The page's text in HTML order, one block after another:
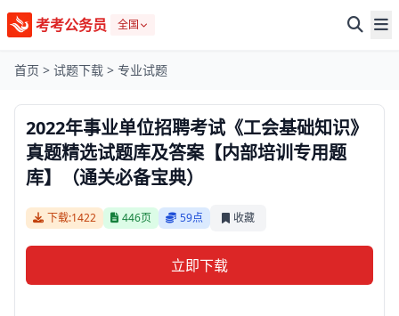
考考公务员 全国
首页 > 试题下载 > 专业试题
2022年事业单位招聘考试《工会基础知识》
真题精选试题库及答案【内部培训专用题
库】（通关必备宝典）
下载:1422 446页 59点 收藏
立即下载